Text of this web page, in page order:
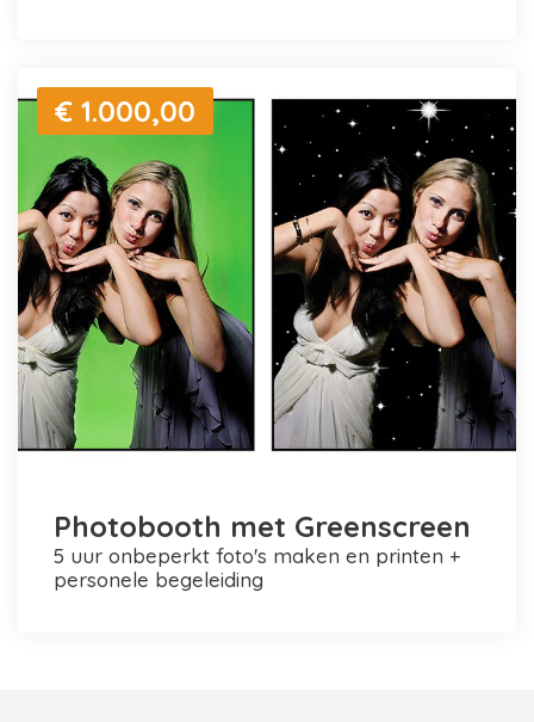
€ 1.000,00
Photobooth met Greenscreen
5 uur onbeperkt foto's maken en printen +
personele begeleiding